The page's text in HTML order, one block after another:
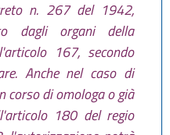
n. 267 del 1942,
dagli organi della
167, secondo
Anche nel caso di
corso di omologa o già
180 del regio